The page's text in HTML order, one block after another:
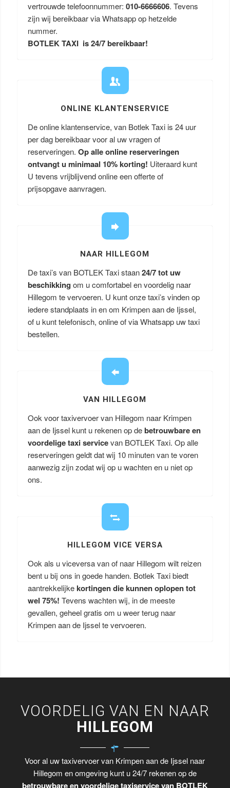
vertrouwde telefoonnummer: 010-6666606. Tevens
zijn wij bereikbaar via Whatsapp op hetzelde
nummer.
BOTLEK TAXI is 24/7 bereikbaar!
ONLINE KLANTENSERVICE
De online klantenservice, van Botlek Taxi is 24 uur
per dag bereikbaar voor al uw vragen of
reserveringen. Op alle online reserveringen
ontvangt u minimaal 10% korting! Uiteraard kunt
U tevens vrijblijvend online een offerte of
prijsopgave aanvragen.
NAAR HILLEGOM
De taxi’s van BOTLEK Taxi staan24/7 tot uw
beschikking om u comfortabel en voordelig naar
Hillegom te vervoeren. U kunt onze taxi’s vinden op
iedere standplaats in en om Krimpen aan de Ijssel,
of u kunt telefonisch, online of via Whatsapp uw taxi
bestellen.
VAN HILLEGOM
Ook voor taxivervoer van Hillegom naar Krimpen
aan de Ijssel kunt u rekenen op debetrouwbare en
voordelige taxi servicevan BOTLEK Taxi. Op alle
reserveringen geldt dat wij 10 minuten van te voren
aanwezig zijn zodat wij op u wachten en u niet op
ons.
HILLEGOM VICE VERSA
Ook als u viceversa van of naar Hillegom wilt reizen
bent u bij ons in goede handen. Botlek Taxi biedt
aantrekkelijkekortingen die kunnen oplopen tot
wel 75%! Tevens wachten wij, in de meeste
gevallen, geheel gratis om u weer terug naar
Krimpen aan de Ijssel te vervoeren.
VOORDELIG VAN EN NAAR
HILLEGOM
Voor al uw taxivervoer van Krimpen aan de Ijssel naar
Hillegom en omgeving kunt u 24/7 rekenen op de
betrouwbare en voordelige taxiservice van BOTLEK